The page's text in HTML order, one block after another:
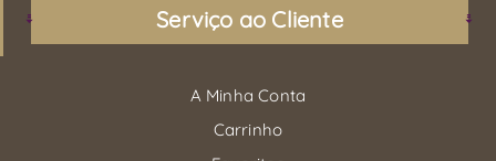
Serviço ao Cliente
A Minha Conta
Carrinho